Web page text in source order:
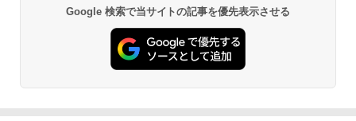
Google 検索で当サイトの記事を優先表示させる